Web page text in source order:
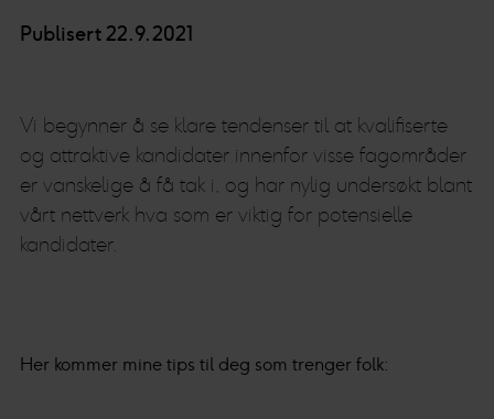
Publisert 22.9.2021
Vi begynner å se klare tendenser til at kvalifiserte
og attraktive kandidater innenfor visse fagområder
er vanskelige å få tak i, og har nylig undersøkt blant
vårt nettverk hva som er viktig for potensielle
kandidater.
Her kommer mine tips til deg som trenger folk: